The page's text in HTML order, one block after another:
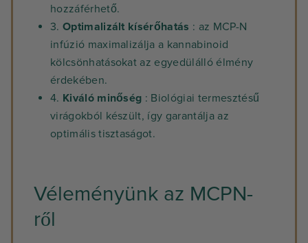
hozzáférhető.
3. Optimalizált kísérőhatás : az MCP-N
infúzió maximalizálja a kannabinoid
kölcsönhatásokat az egyedülálló élmény
érdekében.
4. Kiváló minőség : Biológiai termesztésű
virágokból készült, így garantálja az
optimális tisztaságot.
Véleményünk az MCPN-
ről